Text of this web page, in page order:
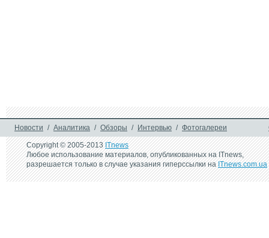
Новости / Аналитика / Обзоры / Интервью / Фотогалереи
Copyright © 2005-2013ITnews
Любое использование материалов, опубликованных на ITnews,
разрешается только в случае указания гиперссылки наITnews.com.ua